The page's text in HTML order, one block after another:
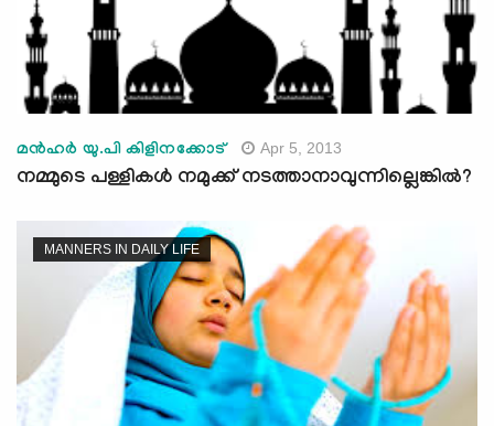
മന്‍ഹര്‍ യു.പി കിളിനക്കോട് Apr 5, 2013
നമ്മുടെ പള്ളികള്‍ നമുക്ക് നടത്താനാവുന്നില്ലെങ്കില്‍?
MANNERS IN DAILY LIFE